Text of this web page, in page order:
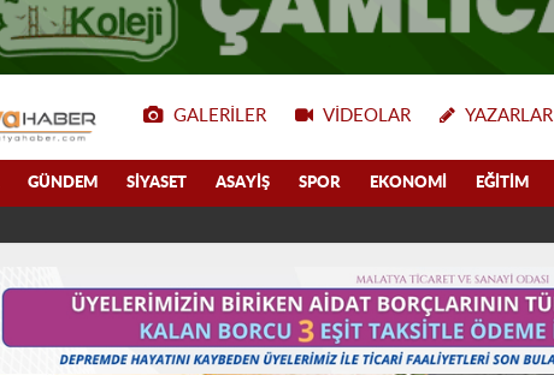
GALERILER VIDEOLAR YAZARLAR
GÜNDEM SIYASET ASAYIŞ SPOR EKONOMI EĞITIM